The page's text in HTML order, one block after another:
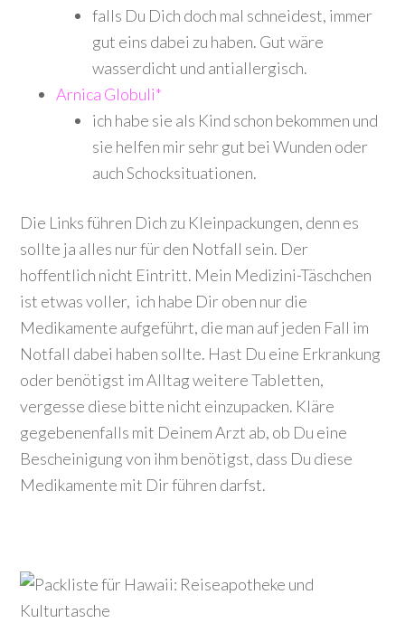
falls Du Dich doch mal schneidest, immer
gut eins dabei zu haben. Gut wäre
wasserdicht und antiallergisch.
Arnica Globuli*
ich habe sie als Kind schon bekommen und
sie helfen mir sehr gut bei Wunden oder
auch Schocksituationen.
Die Links führen Dich zu Kleinpackungen, denn es
sollte ja alles nur für den Notfall sein. Der
hoffentlich nicht Eintritt. Mein Medizini-Täschchen
ist etwas voller, ich habe Dir oben nur die
Medikamente aufgeführt, die man auf jeden Fall im
Notfall dabei haben sollte. Hast Du eine Erkrankung
oder benötigst im Alltag weitere Tabletten,
vergesse diese bitte nicht einzupacken. Kläre
gegebenenfalls mit Deinem Arzt ab, ob Du eine
Bescheinigung von ihm benötigst, dass Du diese
Medikamente mit Dir führen darfst.